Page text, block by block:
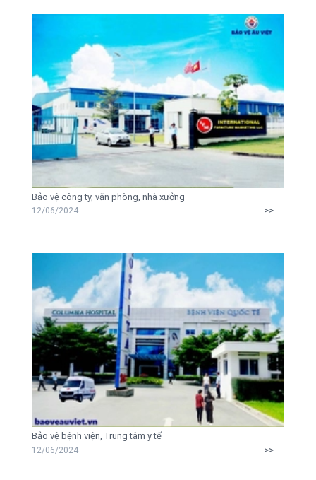
Bảo vệ công ty, văn phòng, nhà xưởng
12/06/2024 >>
Bảo vệ bệnh viện, Trung tâm y tế
12/06/2024 >>